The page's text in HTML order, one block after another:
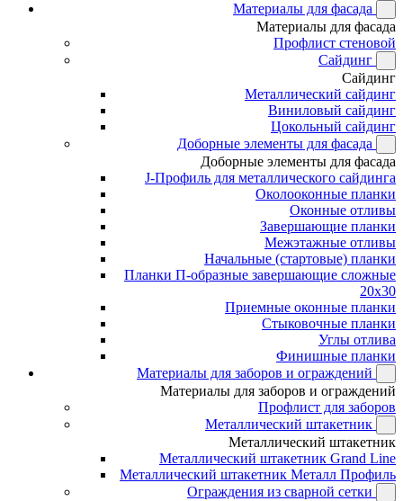
Материалы для фасада
Материалы для фасада
Профлист стеновой
Сайдинг
Сайдинг
Металлический сайдинг
Виниловый сайдинг
Цокольный сайдинг
Доборные элементы для фасада
Доборные элементы для фасада
J-Профиль для металлического сайдинга
Околооконные планки
Оконные отливы
Завершающие планки
Межэтажные отливы
Начальные (стартовые) планки
Планки П-образные завершающие сложные
20x30
Приемные оконные планки
Стыковочные планки
Углы отлива
Финишные планки
Материалы для заборов и ограждений
Материалы для заборов и ограждений
Профлист для заборов
Металлический штакетник
Металлический штакетник
Металлический штакетник Grand Line
Металлический штакетник Металл Профиль
Ограждения из сварной сетки